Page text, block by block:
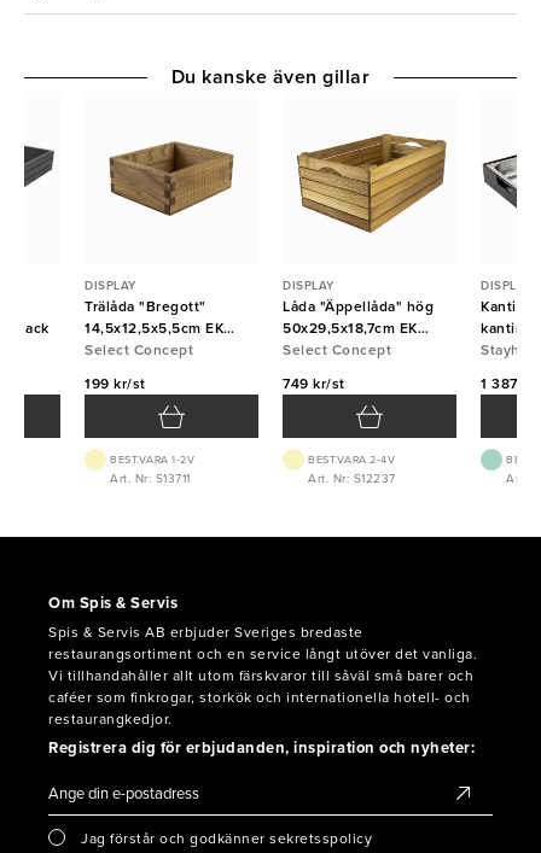
Black
DISPLAY
Trälåda "Bregott"
14,5x12,5x5,5cm EK
Linoljad
Select Concept
199 kr/st
BEST.VARA 1-2V
Art. Nr: S13711
DISPLAY
Låda "Äppellåda" hög
50x29,5x18,7cm EK
Linoljad
Select Concept
749 kr/st
BEST.VARA 2-4V
Art. Nr: S12237
DISPLAY
kantin
svart
Stayhot
1 387
Art.
Du kanske även gillar
Om Spis & Servis
Spis & Servis AB erbjuder Sveriges bredaste
restaurangsortiment och en service långt utöver det vanliga.
Vi tillhandahåller allt utom färskvaror till såväl små barer och
caféer som finkrogar, storkök och internationella hotell- och
restaurangkedjor.
Registrera dig för erbjudanden, inspiration och nyheter:
Jag förstår och godkänner sekretsspolicy